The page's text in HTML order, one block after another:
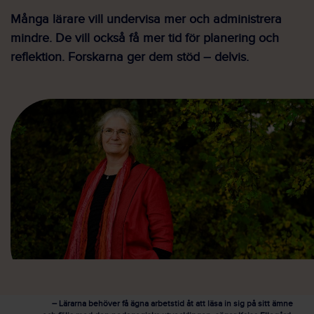
Många lärare vill undervisa mer och administrera
mindre. De vill också få mer tid för planering och
reflektion. Forskarna ger dem stöd – delvis.
– Lärarna behöver få ägna arbetstid åt att läsa in sig på sitt ämne